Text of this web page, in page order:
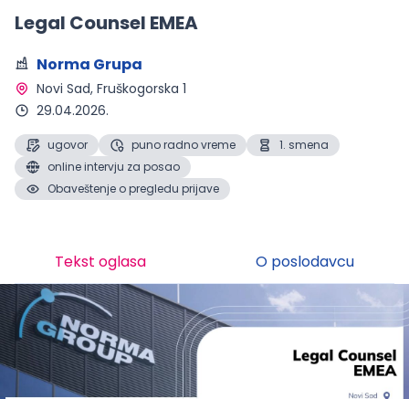
Legal Counsel EMEA
Norma Grupa
Novi Sad, Fruškogorska 1
29.04.2026.
ugovor puno radno vreme
1. smena
online intervju za posao
Obaveštenje o pregledu prijave
Tekst oglasa O poslodavcu